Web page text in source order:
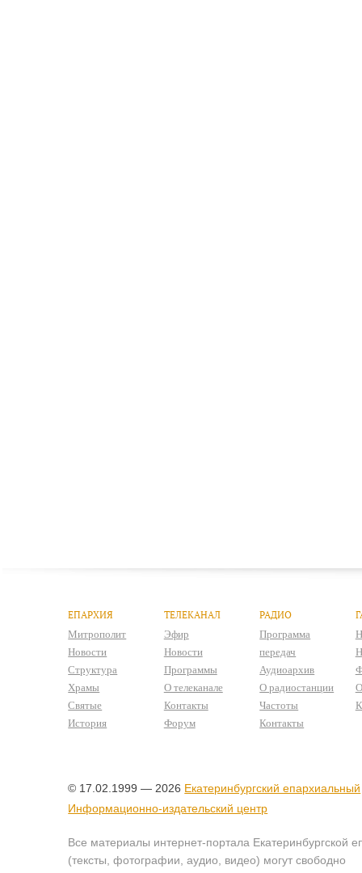
ЕПАРХИЯ
Митрополит
Новости
Структура
Храмы
Святые
История
ТЕЛЕКАНАЛ
Эфир
Новости
Программы
О телеканале
Контакты
Форум
РАДИО
Программа
передач
Аудиоархив
О радиостанции
Частоты
Контакты
© 17.02.1999 — 2026 Екатеринбургский епархиальный
Информационно-издательский центр
Все материалы интернет-портала Екатеринбургской
(тексты, фотографии, аудио, видео) могут свободно